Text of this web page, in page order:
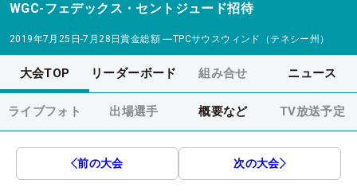
WGC-フェデックス・セントジュード招待
2019年7月25日-7月28日賞金総額 ―TPCサウスウィンド（テネシー州）
大会TOP リーダーボード 組み合せ ニュース
ライブフォト 出場選手 概要など TV放送予定
前の大会 次の大会